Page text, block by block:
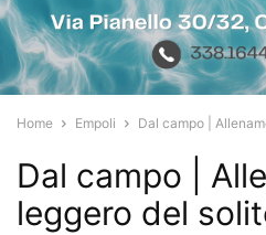
Home Empoli Dal campo |
Dal campo |
leggero del